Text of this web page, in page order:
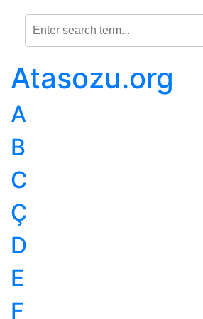
Atasozu.org
A
B
C
Ç
D
E
F